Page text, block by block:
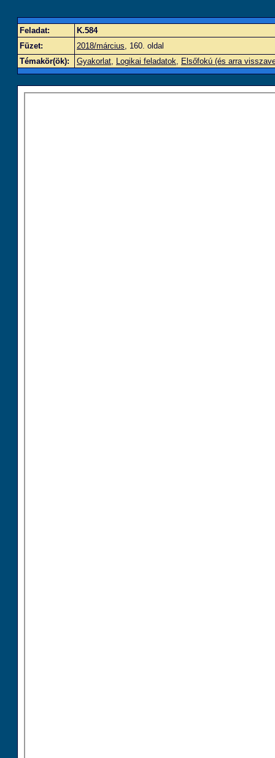
Feladat:
K.584
Füzet:
2018/március, 160. oldal
Témakör(ök):
Gyakorlat, Logikai feladatok, Elsőfokú (és arra